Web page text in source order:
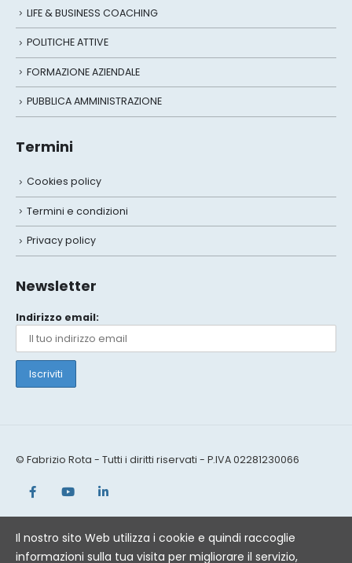
LIFE & BUSINESS COACHING
POLITICHE ATTIVE
FORMAZIONE AZIENDALE
PUBBLICA AMMINISTRAZIONE
Termini
Cookies policy
Termini e condizioni
Privacy policy
Newsletter
Indirizzo email:
© Fabrizio Rota - Tutti i diritti riservati - P.IVA 02281230066
Il nostro sito Web utilizza i cookie e quindi raccoglie
informazioni sulla tua visita per migliorare il servizio,